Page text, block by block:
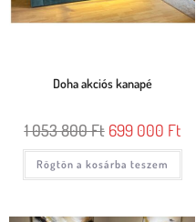
Doha akciós kanapé
1 053 800Ft 699 000 Ft
Rögtön a kosárba teszem